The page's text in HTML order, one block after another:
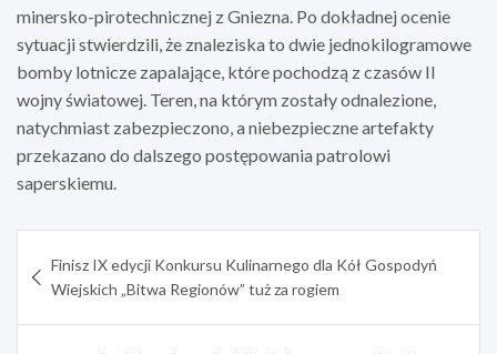
minersko-pirotechnicznej z Gniezna. Po dokładnej ocenie
sytuacji stwierdzili, że znaleziska to dwie jednokilogramowe
bomby lotnicze zapalające, które pochodzą z czasów II
wojny światowej. Teren, na którym zostały odnalezione,
natychmiast zabezpieczono, a niebezpieczne artefakty
przekazano do dalszego postępowania patrolowi
saperskiemu.
wpisu
Finisz IX edycji Konkursu Kulinarnego dla Kół Gospodyń
Wiejskich „Bitwa Regionów” tuż za rogiem